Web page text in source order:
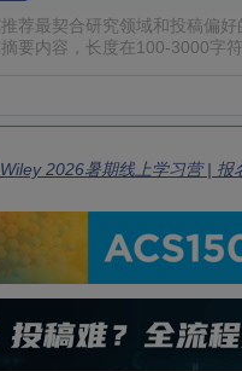
Wiley 2026暑期线上学习营 | 报